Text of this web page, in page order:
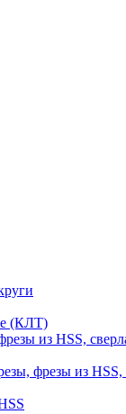
(КЛТ)
из HSS,
фрезы из HSS,